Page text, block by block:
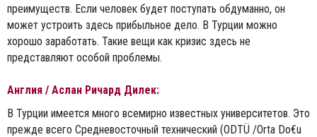
преимуществ. Если человек будет поступать обдуманно, он
может устроить здесь прибыльное дело. В Турции можно
хорошо заработать. Такие вещи как кризис здесь не
представляют особой проблемы.
Англия / Аслан Ричард Дилек:
В Турции имеется много всемирно известных университетов. Это
прежде всего Средневосточный технический (ODTÜ /Orta Do€u